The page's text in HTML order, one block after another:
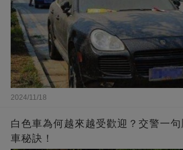
2024/11/18
白色車為何越來越受歡迎？交警一
車秘訣！